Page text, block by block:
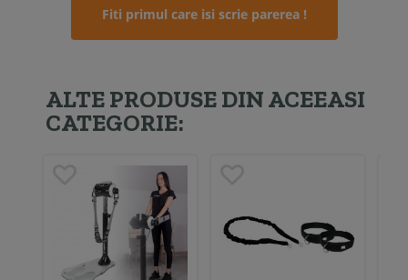
Fiti primul care isi scrie parerea !
ALTE PRODUSE DIN ACEEASI
CATEGORIE: